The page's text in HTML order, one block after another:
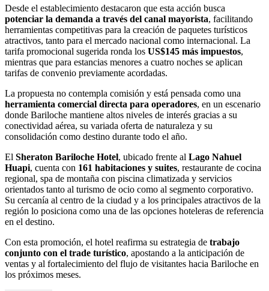
Desde el establecimiento destacaron que esta acción busca
potenciar la demanda a través del canal mayorista, facilitando
herramientas competitivas para la creación de paquetes turísticos
atractivos, tanto para el mercado nacional como internacional. La
tarifa promocional sugerida ronda los US$145 más impuestos,
mientras que para estancias menores a cuatro noches se aplican
tarifas de convenio previamente acordadas.
La propuesta no contempla comisión y está pensada como una
herramienta comercial directa para operadores, en un escenario
donde Bariloche mantiene altos niveles de interés gracias a su
conectividad aérea, su variada oferta de naturaleza y su
consolidación como destino durante todo el año.
El Sheraton Bariloche Hotel, ubicado frente al Lago Nahuel
Huapi, cuenta con 161 habitaciones y suites, restaurante de cocina
regional, spa de montaña con piscina climatizada y servicios
orientados tanto al turismo de ocio como al segmento corporativo.
Su cercanía al centro de la ciudad y a los principales atractivos de la
región lo posiciona como una de las opciones hoteleras de referencia
en el destino.
Con esta promoción, el hotel reafirma su estrategia de trabajo
conjunto con el trade turístico, apostando a la anticipación de
ventas y al fortalecimiento del flujo de visitantes hacia Bariloche en
los próximos meses.